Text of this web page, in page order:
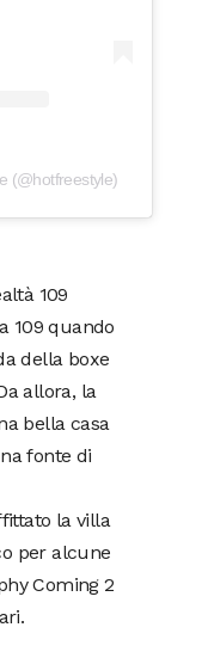
(@hotfreestyle)
109
109 quando
della boxe
allora, la
bella casa
fonte di
la villa
per alcune
Coming 2